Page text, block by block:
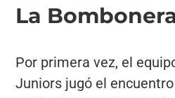
La
Por primera vez, el
Juniors jugó el